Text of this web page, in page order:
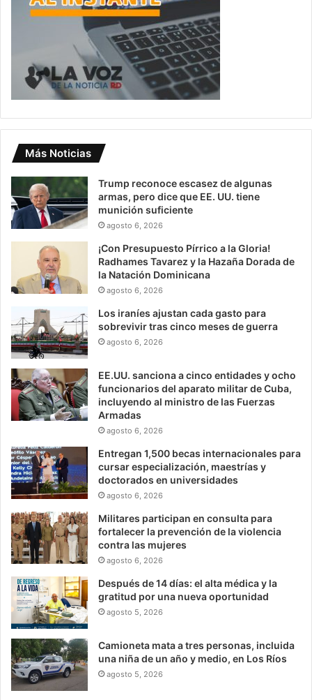
Más Noticias
Trump reconoce escasez de algunas
armas, pero dice que EE. UU. tiene
munición suficiente
agosto 6, 2026
¡Con Presupuesto Pírrico a la Gloria!
Radhames Tavarez y la Hazaña Dorada de
la Natación Dominicana
agosto 6, 2026
Los iraníes ajustan cada gasto para
sobrevivir tras cinco meses de guerra
agosto 6, 2026
EE.UU. sanciona a cinco entidades y ocho
funcionarios del aparato militar de Cuba,
incluyendo al ministro de las Fuerzas
Armadas
agosto 6, 2026
Entregan 1,500 becas internacionales para
cursar especialización, maestrías y
doctorados en universidades
agosto 6, 2026
Militares participan en consulta para
fortalecer la prevención de la violencia
contra las mujeres
agosto 6, 2026
Después de 14 días: el alta médica y la
gratitud por una nueva oportunidad
agosto 5, 2026
Camioneta mata a tres personas, incluida
una niña de un año y medio, en Los Ríos
agosto 5, 2026